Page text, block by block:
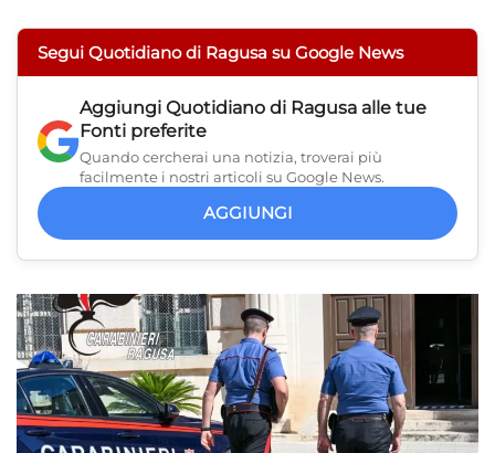
Segui Quotidiano di Ragusa su Google News
Aggiungi Quotidiano di Ragusa alle tue
Fonti preferite
Quando cercherai una notizia, troverai più
facilmente i nostri articoli su Google News.
AGGIUNGI